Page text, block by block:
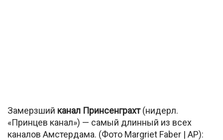
Замерзший канал Принсенграхт(нидерл.
«Принцев канал») — самый длинный из всех
каналов Амстердама. (Фото Margriet Faber | AP):